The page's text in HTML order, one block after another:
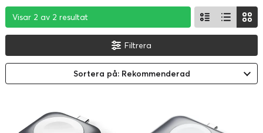
Visar 2 av 2 resultat
Visar 2 av 2 resultat
Visar 2 av 2 resultat
Filtrera
Sortera på: Rekommenderad